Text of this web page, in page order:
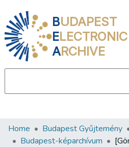
BUDAPEST
ELECTRONIC
ARCHIVE
Communities & Collections
Home Budapest Gyűjtemény
Budapest-képarchívum